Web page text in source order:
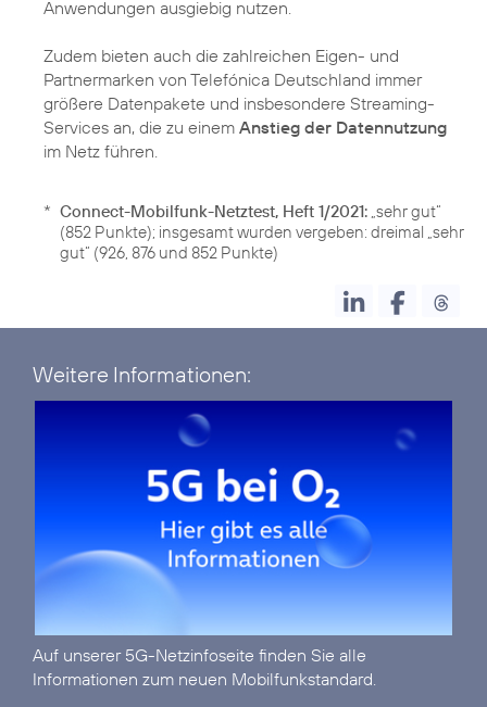
Anwendungen ausgiebig nutzen.
Zudem bieten auch die zahlreichen Eigen- und
Partnermarken von Telefónica Deutschland immer
größere Datenpakete und insbesondere Streaming-
Services an, die zu einem Anstieg der Datennutzung
im Netz führen.
* Connect-Mobilfunk-Netztest, Heft 1/2021: „sehr gut“
(852 Punkte); insgesamt wurden vergeben: dreimal „sehr
gut“ (926, 876 und 852 Punkte)
Weitere Informationen:
Auf unserer 5G-Netzinfoseite finden Sie alle
Informationen zum neuen Mobilfunkstandard.